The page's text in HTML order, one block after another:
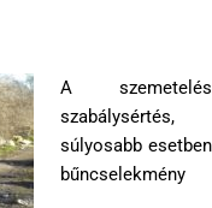
A szemetelés
szabálysértés,
súlyosabb esetben
bűncselekmény